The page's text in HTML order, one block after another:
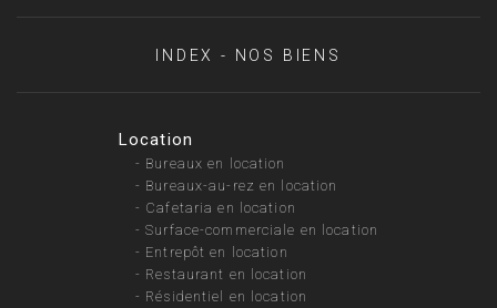
INDEX - NOS BIENS
Location
- Bureaux en location
- Bureaux-au-rez en location
- Cafetaria en location
-Surface-commerciale en location
- Entrepôt en location
- Restaurant en location
- Résidentiel en location